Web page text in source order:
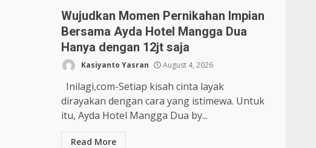
Wujudkan Momen Pernikahan Impian
Bersama Ayda Hotel Mangga Dua
Hanya dengan 12jt saja
Kasiyanto Yasran August 4, 2026
Inilagi,com-Setiap kisah cinta layak
dirayakan dengan cara yang istimewa. Untuk
itu, Ayda Hotel Mangga Dua by...
Read More